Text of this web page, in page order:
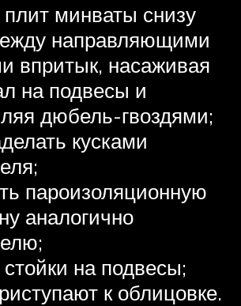
плит минваты снизу
направляющими
впритык, насаживая
на подвесы и
дюбель-гвоздями;
кусками
пароизоляционную
аналогично
стойки на подвесы;
к облицовке.